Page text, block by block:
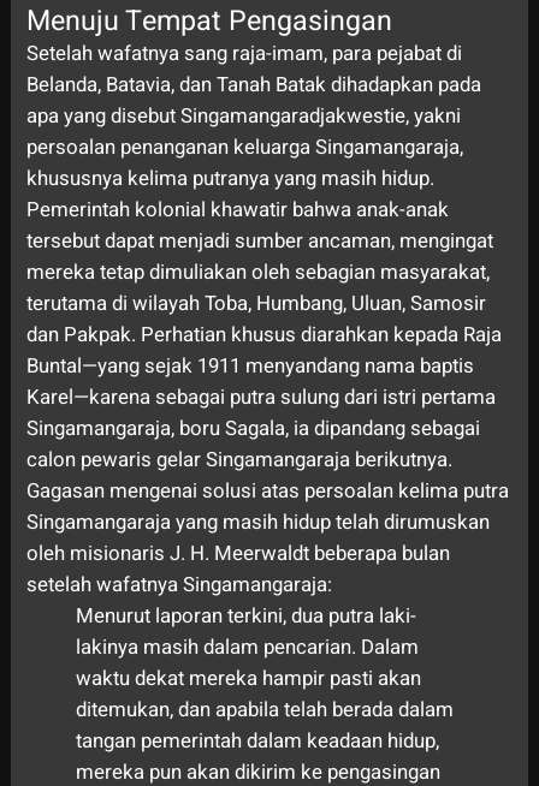
Menuju Tempat Pengasingan
Setelah wafatnya sang raja-imam, para pejabat di
Belanda, Batavia, dan Tanah Batak dihadapkan pada
apa yang disebut Singamangaradjakwestie, yakni
persoalan penanganan keluarga Singamangaraja,
khususnya kelima putranya yang masih hidup.
Pemerintah kolonial khawatir bahwa anak-anak
tersebut dapat menjadi sumber ancaman, mengingat
mereka tetap dimuliakan oleh sebagian masyarakat,
terutama di wilayah Toba, Humbang, Uluan, Samosir
dan Pakpak. Perhatian khusus diarahkan kepada Raja
Buntal—yang sejak 1911 menyandang nama baptis
Karel—karena sebagai putra sulung dari istri pertama
Singamangaraja, boru Sagala, ia dipandang sebagai
calon pewaris gelar Singamangaraja berikutnya.
Gagasan mengenai solusi atas persoalan kelima putra
Singamangaraja yang masih hidup telah dirumuskan
oleh misionaris J. H. Meerwaldt beberapa bulan
setelah wafatnya Singamangaraja:
Menurut laporan terkini, dua putra laki-
lakinya masih dalam pencarian. Dalam
waktu dekat mereka hampir pasti akan
ditemukan, dan apabila telah berada dalam
tangan pemerintah dalam keadaan hidup,
mereka pun akan dikirim ke pengasingan